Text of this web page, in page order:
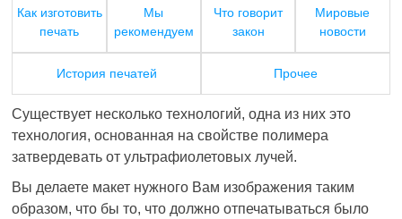
Как изготовить
печать
Мы
рекомендуем
Что говорит
закон
Мировые
новости
История печатей Прочее
Существует несколько технологий, одна из них это
технология, основанная на свойстве полимера
затвердевать от ультрафиолетовых лучей.
Вы делаете макет нужного Вам изображения таким
образом, что бы то, что должно отпечатываться было